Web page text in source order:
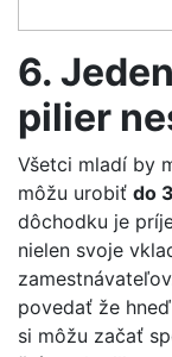
6.
pilier
Všetci mladí by
môžu urobiť do
dôchodku je
nielen svoje
povedať že
si môžu začať